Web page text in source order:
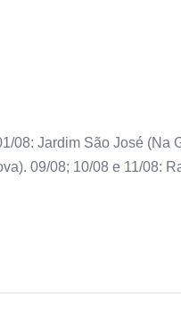
Jardim São José (Na
09/08; 10/08 e 11/08: